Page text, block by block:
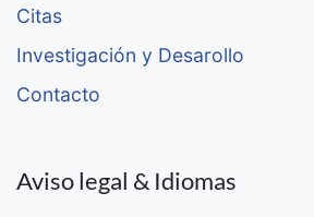
Investigación y Desarollo
Contacto
Aviso legal